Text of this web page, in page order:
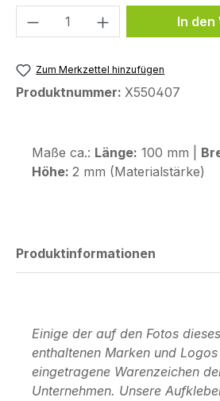
Produkt Anzahl: GibIn den
Zum Merkzettel hinzufügen
Produktnummer: X550407
Maße ca.: Länge: 100 mm |
Höhe: 2 mm (Materialstärke)
Produktinformationen
Einige der auf den Fotos
enthaltenen Marken und
eingetragene Warenzeichen
Unternehmen. Unsere